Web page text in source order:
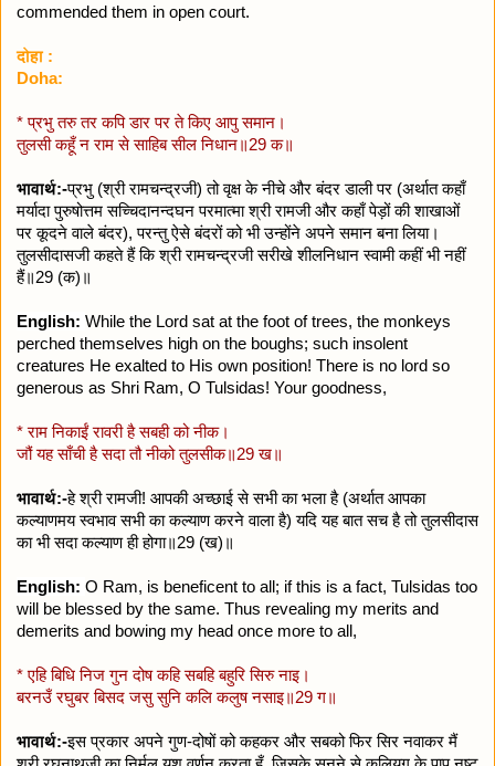
commended them in open court.
दोहा :
Doha:
* प्रभु तरु तर कपि डार पर ते किए आपु समान।
तुलसी कहूँ न राम से साहिब सील निधान॥29 क॥
भावार्थ:-प्रभु (श्री रामचन्द्रजी) तो वृक्ष के नीचे और बंदर डाली पर (अर्थात कहाँ
मर्यादा पुरुषोत्तम सच्चिदानन्दघन परमात्मा श्री रामजी और कहाँ पेड़ों की शाखाओं
पर कूदने वाले बंदर), परन्तु ऐसे बंदरों को भी उन्होंने अपने समान बना लिया।
तुलसीदासजी कहते हैं कि श्री रामचन्द्रजी सरीखे शीलनिधान स्वामी कहीं भी नहीं
हैं॥29 (क)॥
English: While the Lord sat at the foot of trees, the monkeys
perched themselves high on the boughs; such insolent
creatures He exalted to His own position! There is no lord so
generous as Shri Ram, O Tulsidas! Your goodness,
* राम निकाईं रावरी है सबही को नीक।
जौं यह साँची है सदा तौ नीको तुलसीक॥29 ख॥
भावार्थ:-हे श्री रामजी! आपकी अच्छाई से सभी का भला है (अर्थात आपका
कल्याणमय स्वभाव सभी का कल्याण करने वाला है) यदि यह बात सच है तो तुलसीदास
का भी सदा कल्याण ही होगा॥29 (ख)॥
English: O Ram, is beneficent to all; if this is a fact, Tulsidas too
will be blessed by the same. Thus revealing my merits and
demerits and bowing my head once more to all,
* एहि बिधि निज गुन दोष कहि सबहि बहुरि सिरु नाइ।
बरनउँ रघुबर बिसद जसु सुनि कलि कलुष नसाइ॥29 ग॥
भावार्थ:-इस प्रकार अपने गुण-दोषों को कहकर और सबको फिर सिर नवाकर मैं